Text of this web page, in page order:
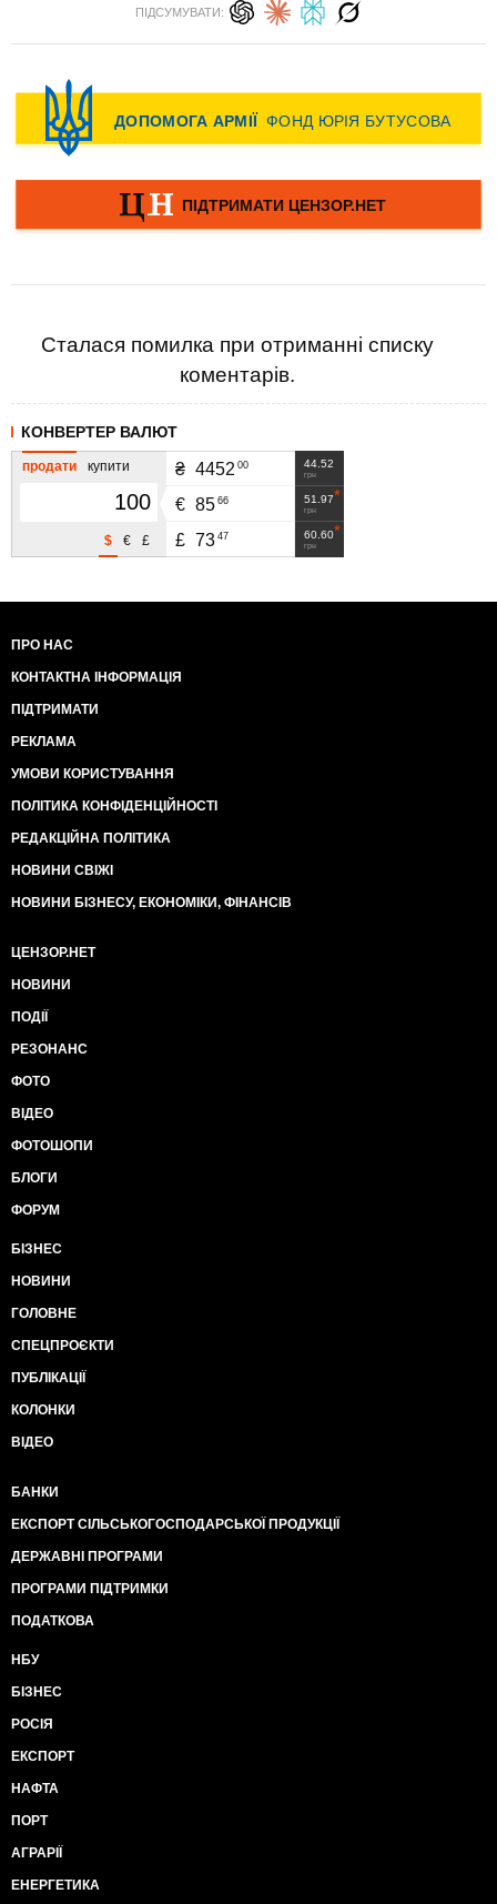
ПІДСУМУВАТИ:
Сталася помилка при отриманні списку
коментарів.
КОНВЕРТЕР ВАЛЮТ
продати купити
£
€
$
44.52
грн
₴ 4452 00
51.97
грн
€ 85 66
60.60
грн
£ 73 47
ПРО НАС
КОНТАКТНА ІНФОРМАЦІЯ
ПІДТРИМАТИ
РЕКЛАМА
УМОВИ КОРИСТУВАННЯ
ПОЛІТИКА КОНФІДЕНЦІЙНОСТІ
РЕДАКЦІЙНА ПОЛІТИКА
НОВИНИ СВІЖІ
НОВИНИ БІЗНЕСУ, ЕКОНОМІКИ, ФІНАНСІВ
ЦЕНЗОР.НЕТ
НОВИНИ
ПОДІЇ
РЕЗОНАНС
ФОТО
ВІДЕО
ФОТОШОПИ
БЛОГИ
ФОРУМ
БІЗНЕС
НОВИНИ
ГОЛОВНЕ
СПЕЦПРОЄКТИ
ПУБЛІКАЦІЇ
КОЛОНКИ
ВІДЕО
БАНКИ
ЕКСПОРТ СІЛЬСЬКОГОСПОДАРСЬКОЇ ПРОДУКЦІЇ
ДЕРЖАВНІ ПРОГРАМИ
ПРОГРАМИ ПІДТРИМКИ
ПОДАТКОВА
НБУ
БІЗНЕС
РОСІЯ
ЕКСПОРТ
НАФТА
ПОРТ
АГРАРІЇ
ЕНЕРГЕТИКА